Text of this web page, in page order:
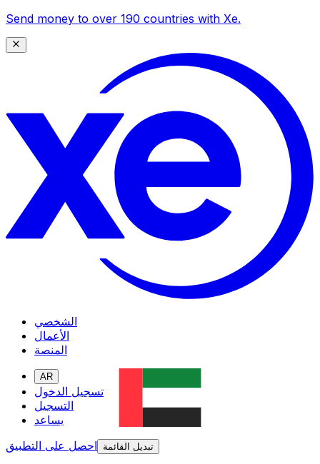
Send money to over 190 countries with Xe.
الشخصي
الأعمال
المنصة
AR
تسجيل الدخول
التسجيل
يساعد
احصل على التطبيق
تبديل القائمة